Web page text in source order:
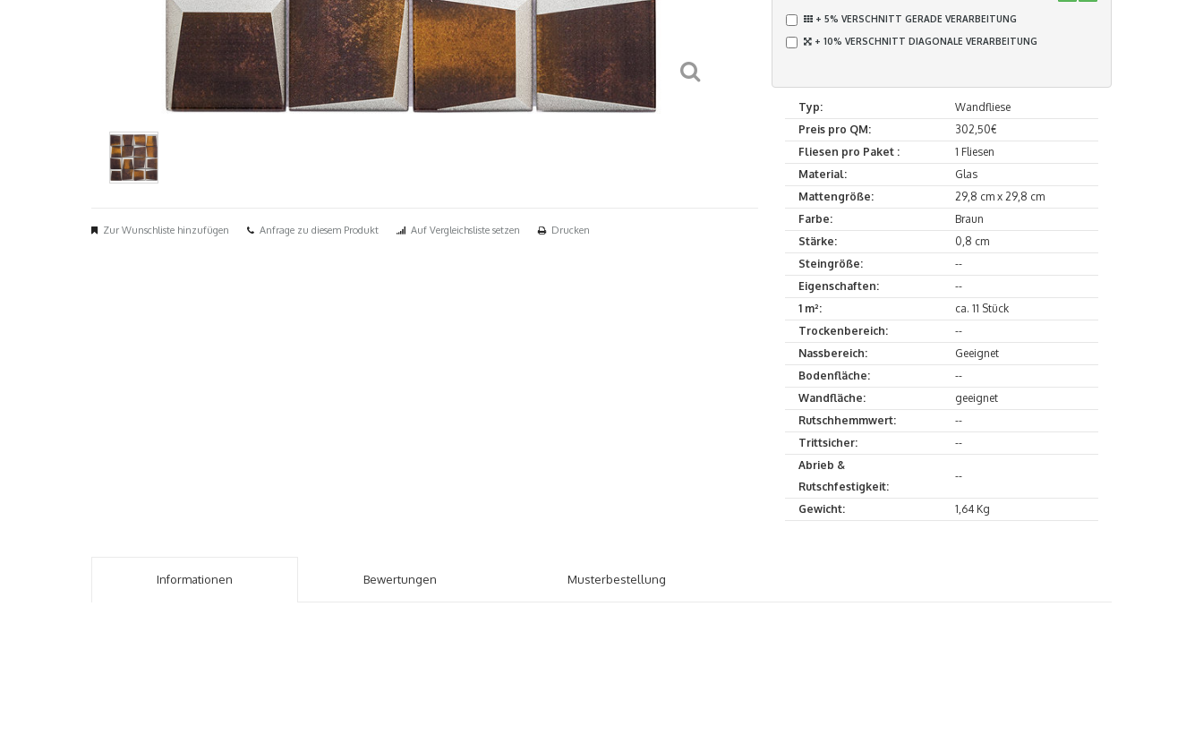
Zur Wunschliste hinzufügen Anfrage zu diesem Produkt Auf Vergleichsliste setzen Drucken
+ 5% VERSCHNITT GERADE VERARBEITUNG
+ 10% VERSCHNITT DIAGONALE VERARBEITUNG
Typ:
Wandfliese
Preis pro QM:
302,50€
Fliesen pro Paket :
1 Fliesen
Material:
Glas
Mattengröße:
29,8 cm x 29,8 cm
Farbe:
Braun
Stärke:
0,8 cm
Steingröße:
--
Eigenschaften:
--
1 m²:
ca. 11 Stück
Trockenbereich:
--
Nassbereich:
Geeignet
Bodenfläche:
--
Wandfläche:
geeignet
Rutschhemmwert:
--
Trittsicher:
--
Abrieb &
Rutschfestigkeit:
--
Gewicht: 1,64 Kg
Informationen Bewertungen Musterbestellung